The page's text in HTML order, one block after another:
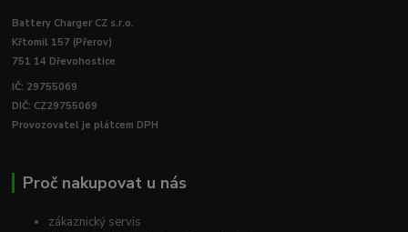
Battery Charger CZ s.r.o.
Křtomil 157 (Přerov)
751 14 Dřevohostice
IČ: 29755069
DIČ: CZ29755069
Provozovatel je plátcem DPH
Proč nakupovat u nás
zákaznický servis